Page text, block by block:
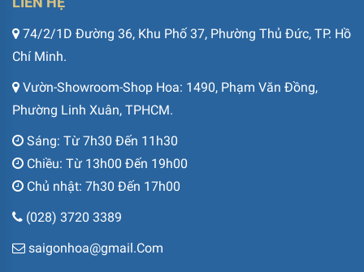
74/2/1D Đường 36, Khu Phố 37, Phường Thủ Đức, TP. Hồ
Chí Minh.
Vườn-Showroom-Shop Hoa: 1490, Phạm Văn Đồng,
Phường Linh Xuân, TPHCM.
Sáng: Từ 7h30 Đến 11h30
Chiều: Từ 13h00 Đến 19h00
Chủ nhật: 7h30 Đến 17h00
(028) 3720 3389
saigonhoa@gmail.Com